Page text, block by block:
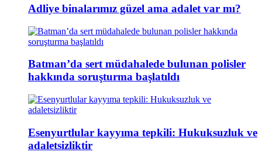
Adliye binalarımız güzel ama adalet var mı?
Batman’da sert müdahalede bulunan polisler
hakkında soruşturma başlatıldı
Esenyurtlular kayyıma tepkili: Hukuksuzluk ve
adaletsizliktir